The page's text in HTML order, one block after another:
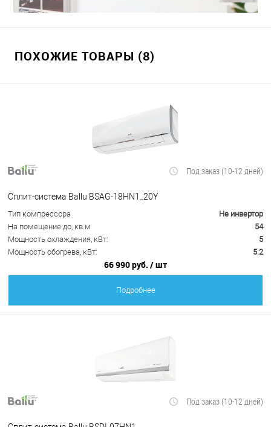
ПОХОЖИЕ ТОВАРЫ (8)
Под заказ (10-12 дней)
Сплит-система Ballu BSAG-18HN1_20Y
Тип компрессора
Не инвертор
На помещение до, кв.м
54
Мощность охлаждения, кВт:
5
Мощность обогрева, кВт:
5.2
66 990 руб. / шт
Подробнее
Под заказ (10-12 дней)